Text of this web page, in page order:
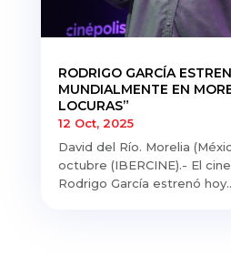
RODRIGO GARCÍA
MUNDIALMENTE EN
LOCURAS”
12 Oct, 2025
David del Río. Morelia
octubre (IBERCINE).- El
Rodrigo García estrenó